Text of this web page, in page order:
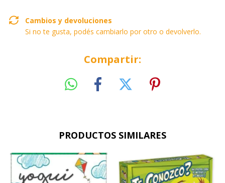
Cambios y devoluciones
Si no te gusta, podés cambiarlo por otro o devolverlo.
Compartir:
PRODUCTOS SIMILARES